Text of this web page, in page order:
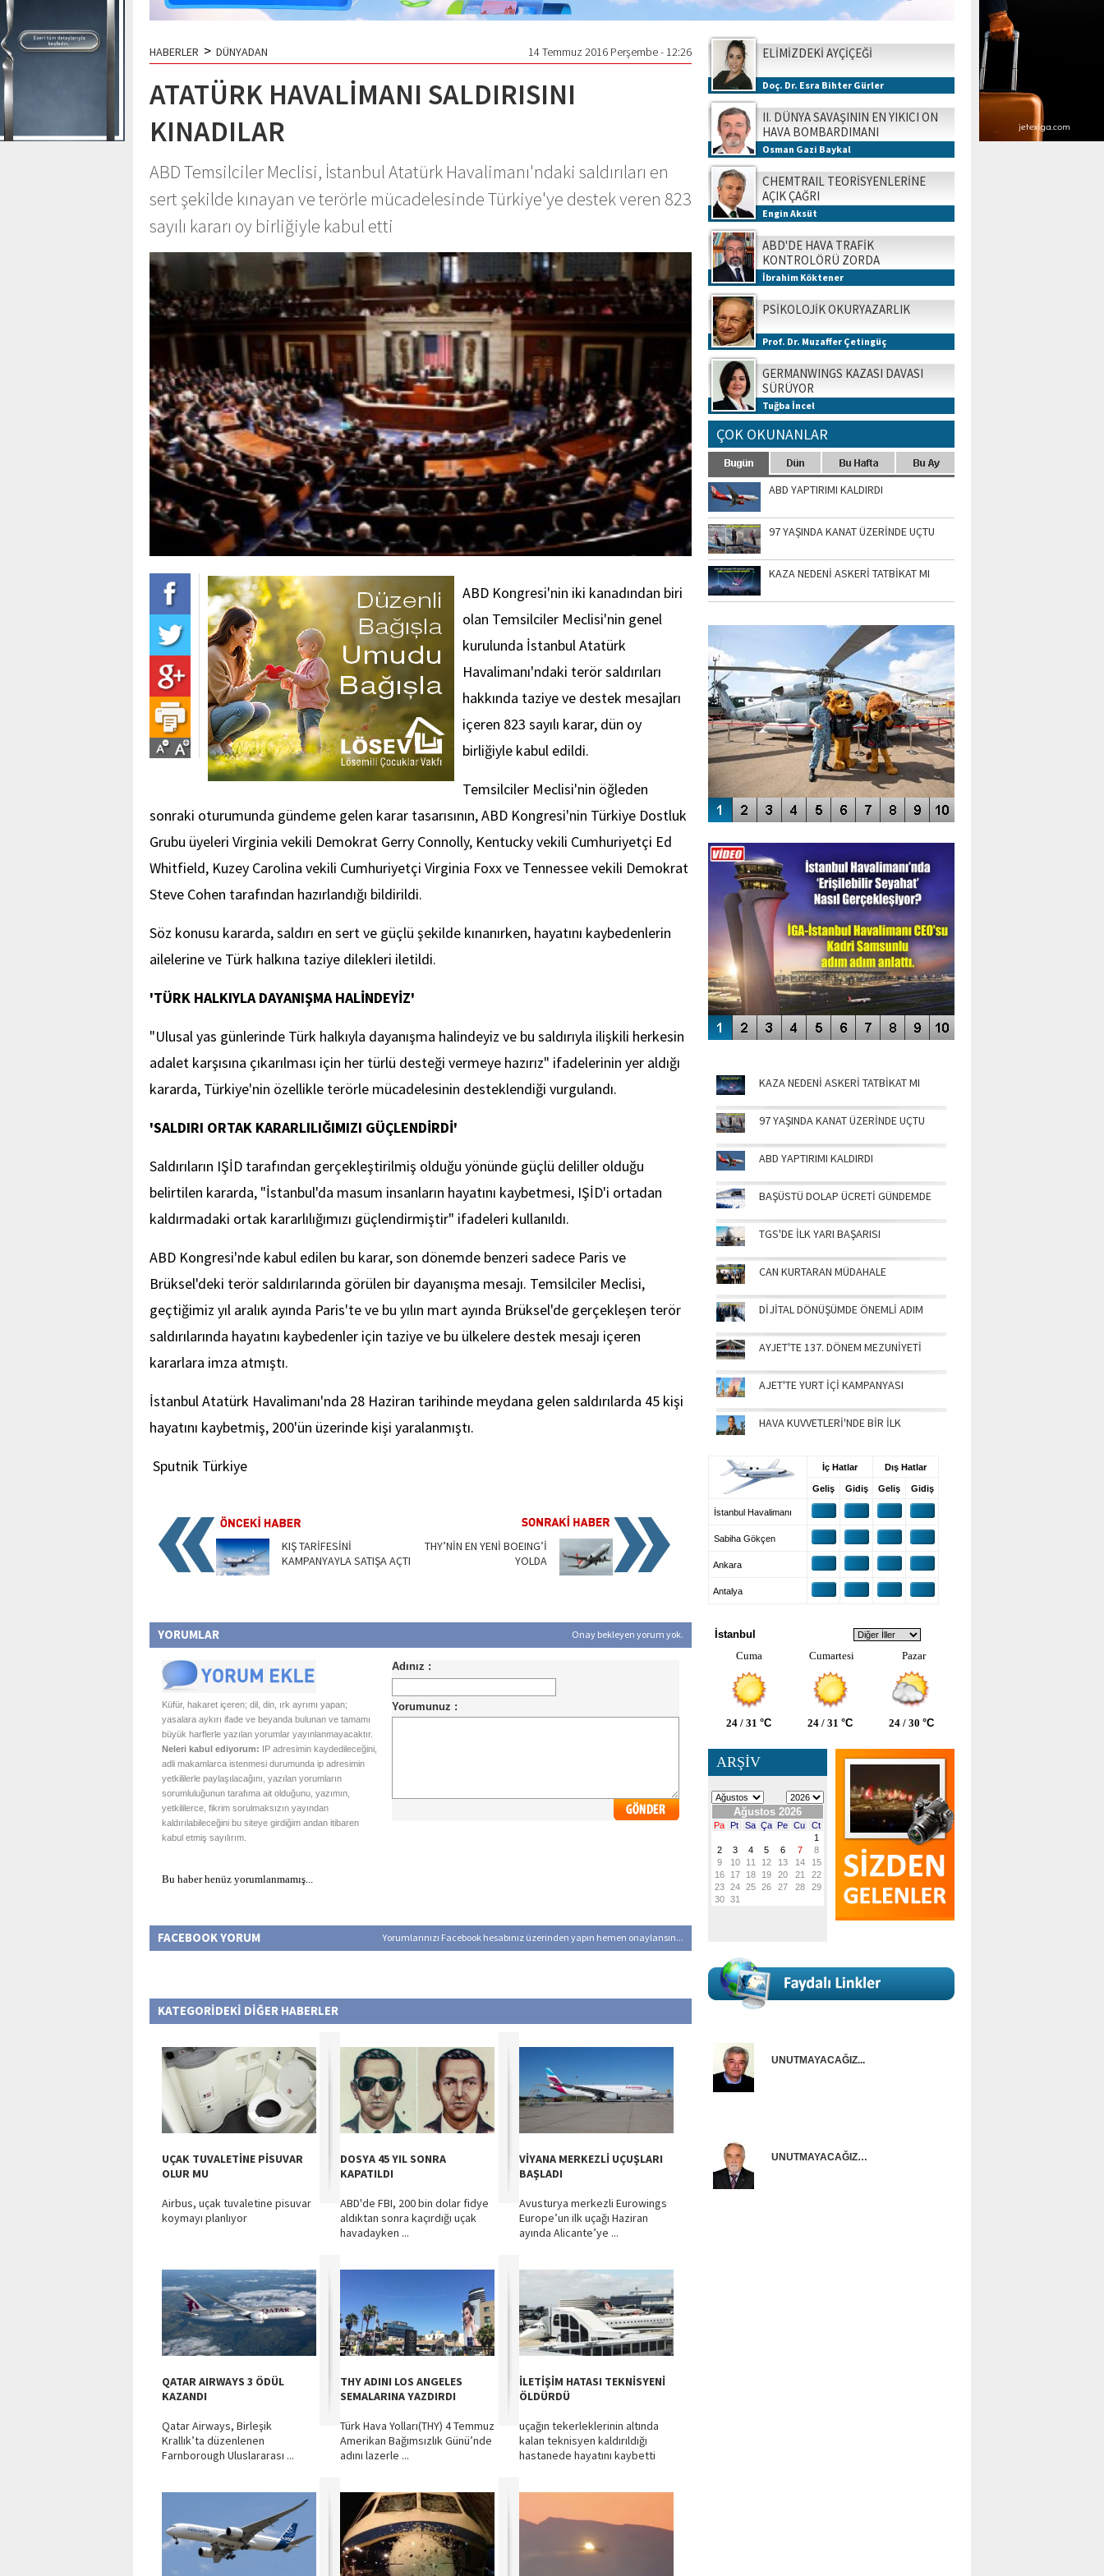
HABERLER > DÜNYADAN 14 Temmuz 2016 Perşembe - 12:26
ATATÜRK HAVALİMANI SALDIRISINI
KINADILAR
ABD Temsilciler Meclisi, İstanbul Atatürk Havalimanı'ndaki saldırıları en
sert şekilde kınayan ve terörle mücadelesinde Türkiye'ye destek veren 823
sayılı kararı oy birliğiyle kabul etti
ABD Kongresi'nin iki kanadından biri
olan Temsilciler Meclisi'nin genel
kurulunda İstanbul Atatürk
Havalimanı'ndaki terör saldırıları
hakkında taziye ve destek mesajları
içeren 823 sayılı karar, dün oy
birliğiyle kabul edildi.
Temsilciler Meclisi'nin öğleden
sonraki oturumunda gündeme gelen karar tasarısının, ABD Kongresi'nin Türkiye Dostluk
Grubu üyeleri Virginia vekili Demokrat Gerry Connolly, Kentucky vekili Cumhuriyetçi Ed
Whitfield, Kuzey Carolina vekili Cumhuriyetçi Virginia Foxx ve Tennessee vekili Demokrat
Steve Cohen tarafından hazırlandığı bildirildi.
Söz konusu kararda, saldırı en sert ve güçlü şekilde kınanırken, hayatını kaybedenlerin
ailelerine ve Türk halkına taziye dilekleri iletildi.
'TÜRK HALKIYLA DAYANIŞMA HALİNDEYİZ'
"Ulusal yas günlerinde Türk halkıyla dayanışma halindeyiz ve bu saldırıyla ilişkili herkesin
adalet karşısına çıkarılması için her türlü desteği vermeye hazırız" ifadelerinin yer aldığı
kararda, Türkiye'nin özellikle terörle mücadelesinin desteklendiği vurgulandı.
'SALDIRI ORTAK KARARLILIĞIMIZI GÜÇLENDİRDİ'
Saldırıların IŞİD tarafından gerçekleştirilmiş olduğu yönünde güçlü deliller olduğu
belirtilen kararda, "İstanbul'da masum insanların hayatını kaybetmesi, IŞİD'i ortadan
kaldırmadaki ortak kararlılığımızı güçlendirmiştir" ifadeleri kullanıldı.
ABD Kongresi'nde kabul edilen bu karar, son dönemde benzeri sadece Paris ve
Brüksel'deki terör saldırılarında görülen bir dayanışma mesajı. Temsilciler Meclisi,
geçtiğimiz yıl aralık ayında Paris'te ve bu yılın mart ayında Brüksel'de gerçekleşen terör
saldırılarında hayatını kaybedenler için taziye ve bu ülkelere destek mesajı içeren
kararlara imza atmıştı.
İstanbul Atatürk Havalimanı'nda 28 Haziran tarihinde meydana gelen saldırılarda 45 kişi
hayatını kaybetmiş, 200'ün üzerinde kişi yaralanmıştı.
Sputnik Türkiye
KIŞ TARİFESİNİ
KAMPANYAYLA SATIŞA AÇTI
THY’NİN EN YENİ BOEING’İ
YOLDA
YORUMLAR Onay bekleyen yorum yok.
Küfür, hakaret içeren; dil, din, ırk ayrımı yapan;
yasalara aykırı ifade ve beyanda bulunan ve tamamı
büyük harflerle yazılan yorumlar yayınlanmayacaktır.
Neleri kabul ediyorum: IP adresimin kaydedileceğini,
adli makamlarca istenmesi durumunda ip adresimin
yetkililerle paylaşılacağını, yazılan yorumların
sorumluluğunun tarafıma ait olduğunu, yazımın,
yetkililerce, fikrim sorulmaksızın yayından
kaldırılabileceğini bu siteye girdiğim andan itibaren
kabul etmiş sayılırım.
Bu haber henüz yorumlanmamış...
FACEBOOK YORUM Yorumlarınızı Facebook hesabınız üzerinden yapın hemen onaylansın...
KATEGORİDEKİ DİĞER HABERLER
UÇAK TUVALETİNE PİSUVAR
OLUR MU
Airbus, uçak tuvaletine pisuvar
koymayı planlıyor
DOSYA 45 YIL SONRA
KAPATILDI
ABD'de FBI, 200 bin dolar fidye
aldıktan sonra kaçırdığı uçak
havadayken ...
VİYANA MERKEZLİ UÇUŞLARI
BAŞLADI
Avusturya merkezli Eurowings
Europe’un ilk uçağı Haziran
ayında Alicante’ye ...
QATAR AIRWAYS 3 ÖDÜL
KAZANDI
Qatar Airways, Birleşik
Krallık’ta düzenlenen
Farnborough Uluslararası ...
THY ADINI LOS ANGELES
SEMALARINA YAZDIRDI
Türk Hava Yolları(THY) 4 Temmuz
Amerikan Bağımsızlık Günü’nde
adını lazerle ...
İLETİŞİM HATASI TEKNİSYENİ
ÖLDÜRDÜ
uçağın tekerleklerinin altında
kalan teknisyen kaldırıldığı
hastanede hayatını kaybetti
ELİMİZDEKİ AYÇİÇEĞİ
Doç. Dr. Esra Bihter Gürler
II. DÜNYA SAVAŞININ EN YIKICI ON
HAVA BOMBARDIMANI
Osman Gazi Baykal
CHEMTRAIL TEORİSYENLERİNE
AÇIK ÇAĞRI
Engin Aksüt
ABD'DE HAVA TRAFİK
KONTROLÖRÜ ZORDA
İbrahim Köktener
PSİKOLOJİK OKURYAZARLIK
Prof. Dr. Muzaffer Çetingüç
GERMANWINGS KAZASI DAVASI
SÜRÜYOR
Tuğba İncel
ÇOK OKUNANLAR
ABD YAPTIRIMI KALDIRDI
97 YAŞINDA KANAT ÜZERİNDE UÇTU
KAZA NEDENİ ASKERİ TATBİKAT MI
SİNGAPUR AIRSHOW-2020
ENGELLERİN AŞILDIĞI HAVALİMANI
KAZA NEDENİ ASKERİ TATBİKAT MI
97 YAŞINDA KANAT ÜZERİNDE UÇTU
ABD YAPTIRIMI KALDIRDI
BAŞÜSTÜ DOLAP ÜCRETİ GÜNDEMDE
TGS'DE İLK YARI BAŞARISI
CAN KURTARAN MÜDAHALE
DİJİTAL DÖNÜŞÜMDE ÖNEMLİ ADIM
AYJET'TE 137. DÖNEM MEZUNİYETİ
AJET'TE YURT İÇİ KAMPANYASI
HAVA KUVVETLERİ'NDE BİR İLK
İç Hatlar Dış Hatlar
Geliş Gidiş Geliş Gidiş
İstanbul Havalimanı
Sabiha Gökçen
Ankara
Antalya
İstanbul
Cuma
Cumartesi Pazar
24 / 31 °C 24 / 31 °C 24 / 30 °C
ARŞİV
UNUTMAYACAĞIZ...
UNUTMAYACAĞIZ…